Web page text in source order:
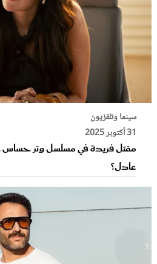
سينما وتلفزيون
31 أكتوبر 2025
عادل؟